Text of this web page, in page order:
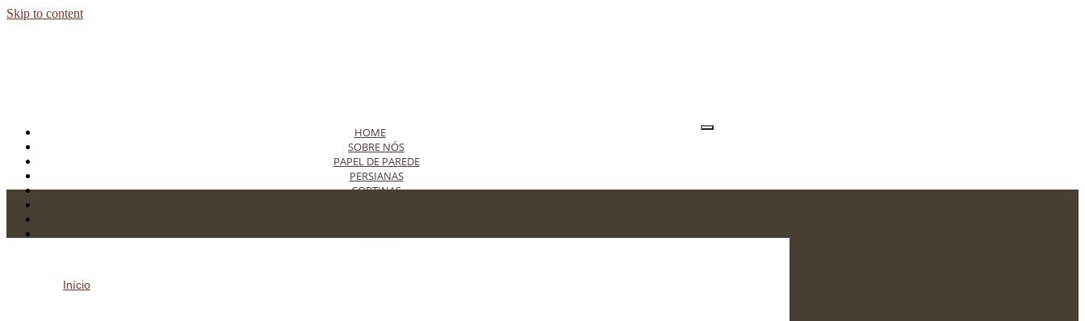
Skip to content
HOME
SOBRE NÓS
PAPEL DE PAREDE
PERSIANAS
CORTINAS
Início